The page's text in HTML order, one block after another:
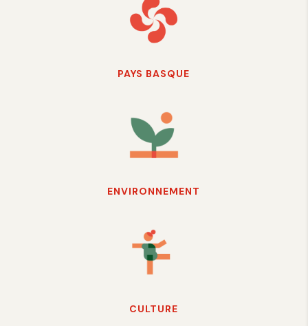
PAYS BASQUE
ENVIRONNEMENT
CULTURE